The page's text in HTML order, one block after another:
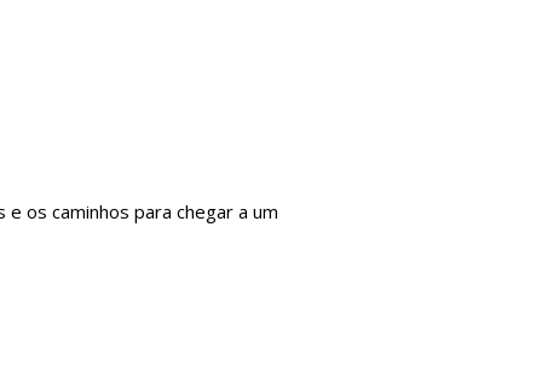
os caminhos para chegar a um